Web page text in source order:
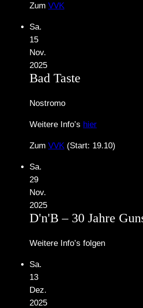
Zum VVK
Sa.
15
Nov.
2025
Bad Taste
Nostromo
Weitere Info’s hier
Zum VVK (Start: 19.10)
Sa.
29
Nov.
2025
D'n'B – 30 Jahre
Weitere Info’s folgen
Sa.
13
Dez.
2025